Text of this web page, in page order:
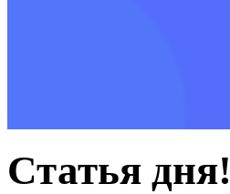
Статья дня!